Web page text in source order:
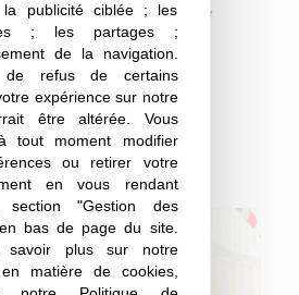
publicité ciblée ; les
; les partages ;
de la navigation.
refus de certains
expérience sur notre
être altérée. Vous
tout moment modifier
ou retirer votre
en vous rendant
"Gestion des
bas de page du site.
savoir plus sur notre
matière de cookies,
olive–amande,
basilic frais
Huile d'olive
Pois chiche